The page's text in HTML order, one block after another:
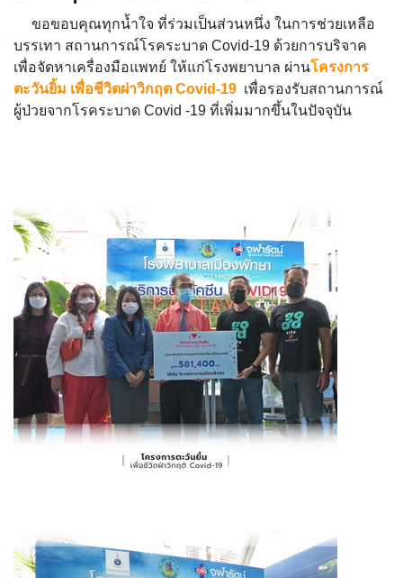
ขอขอบคุณทุกน้ำใจ ที่ร่วมเป็นส่วนหนึ่ง ในการช่วยเหลือ
บรรเทา สถานการณ์โรคระบาด Covid-19 ด้วยการบริจาค
เพื่อจัดหาเครื่องมือแพทย์ ให้แก่โรงพยาบาล ผ่านโครงการ
ตะวันยิ้ม เพื่อชีวิตผ่าวิกฤต Covid-19 เพื่อรองรับสถานการณ์
ผู้ป่วยจากโรคระบาด Covid -19 ที่เพิ่มมากขึ้นในปัจจุบัน